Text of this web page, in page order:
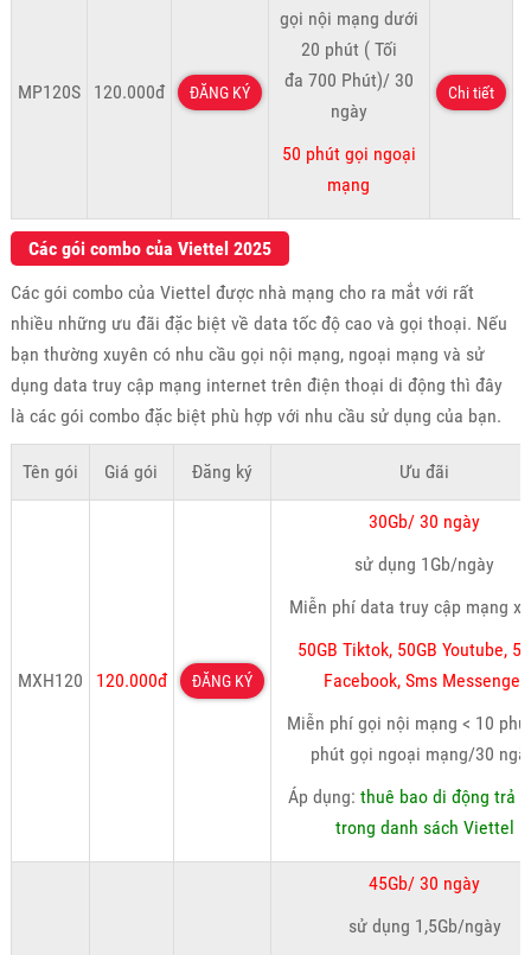
MP120S 120.000đ ĐĂNG KÝ
gọi nội mạng dưới
20 phút ( Tối
đa 700 Phút)/ 30
ngày
50 phút gọi ngoại
mạng
Chi tiết
Các gói combo của Viettel 2025
Các gói combo của Viettel được nhà mạng cho ra mắt với rất
nhiều những ưu đãi đặc biệt về data tốc độ cao và gọi thoại. Nếu
bạn thường xuyên có nhu cầu gọi nội mạng, ngoại mạng và sử
dụng data truy cập mạng internet trên điện thoại di động thì đây
là các gói combo đặc biệt phù hợp với nhu cầu sử dụng của bạn.
Tên gói Giá gói Đăng ký Ưu đãi
MXH120 120.000đ ĐĂNG KÝ
30Gb/ 30 ngày
sử dụng 1Gb/ngày
Miễn phí data truy cập mạng
50GB Tiktok, 50GB Youtube,
Facebook, Sms Messenger
Miễn phí gọi nội mạng < 10
phút gọi ngoại mạng/30
Áp dụng:thuê bao di động trả
trong danh sách Viettel
45Gb/ 30 ngày
sử dụng 1,5Gb/ngày